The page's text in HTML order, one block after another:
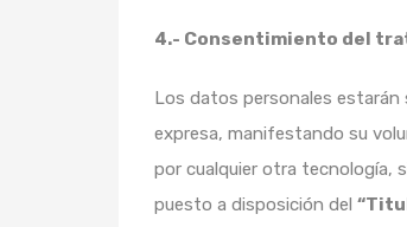
4.- Consentimiento del
Los datos personales estarán
expresa, manifestando su
por cualquier otra tecnología,
puesto a disposición del